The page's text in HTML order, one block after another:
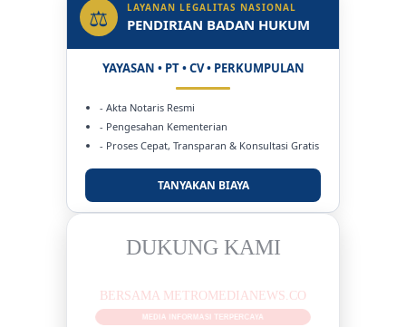
⚖ LAYANAN LEGALITAS NASIONAL
PENDIRIAN BADAN HUKUM
YAYASAN • PT • CV • PERKUMPULAN
- Akta Notaris Resmi
- Pengesahan Kementerian
- Proses Cepat, Transparan & Konsultasi Gratis
TANYAKAN BIAYA
DUKUNG KAMI
MEDIA INFORMASI TERPERCAYA